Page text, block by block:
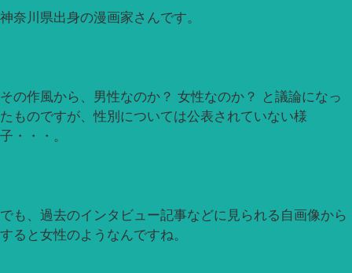
神奈川県出身の漫画家さんです。
その作風から、男性なのか？ 女性なのか？ と議論になっ
たものですが、性別については公表されていない様
子・・・。
でも、過去のインタビュー記事などに見られる自画像から
すると女性のようなんですね。